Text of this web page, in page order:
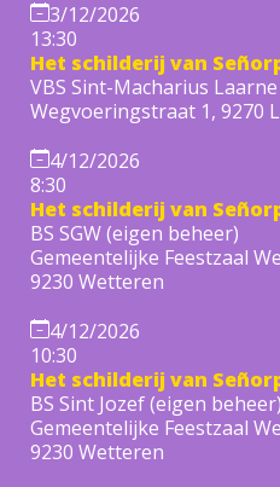
3/12/2026
13:30
Het schilderij van
VBS Sint-Macharius Laarne
Wegvoeringstraat 1, 9270
4/12/2026
8:30
Het schilderij van
BS SGW (eigen beheer)
Gemeentelijke Feestzaal
9230 Wetteren
4/12/2026
10:30
Het schilderij van
BS Sint Jozef (eigen beheer)
Gemeentelijke Feestzaal
9230 Wetteren